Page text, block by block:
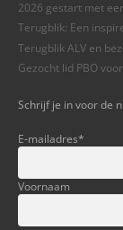
2026 gestart met
Terugblik: Een
Terugblik ALV en
Gezocht lid PBO
Schrijf je in voor de
E-mailadres*
Voornaam